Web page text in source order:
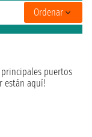
Ordenar
puertos
están aquí!